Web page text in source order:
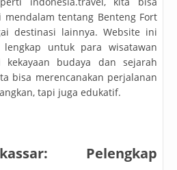
mendalam tentang Benteng Fort
destinasi lainnya. Website ini
lengkap untuk para wisatawan
budaya dan sejarah
bisa merencanakan perjalanan
tapi juga edukatif.
Pelengkap